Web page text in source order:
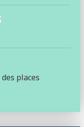
places